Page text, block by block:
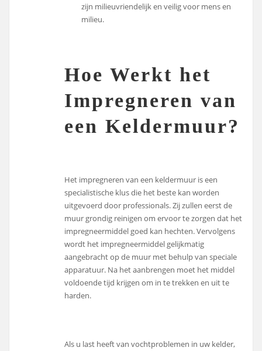
zijn milieuvriendelijk en veilig voor mens en
milieu.
Hoe Werkt het
Impregneren van
een Keldermuur?
Het impregneren van een keldermuur is een
specialistische klus die het beste kan worden
uitgevoerd door professionals. Zij zullen eerst de
muur grondig reinigen om ervoor te zorgen dat het
impregneermiddel goed kan hechten. Vervolgens
wordt het impregneermiddel gelijkmatig
aangebracht op de muur met behulp van speciale
apparatuur. Na het aanbrengen moet het middel
voldoende tijd krijgen om in te trekken en uit te
harden.
Als u last heeft van vochtproblemen in uw kelder,